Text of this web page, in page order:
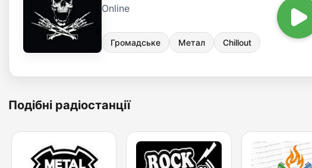
Online
Громадське Метал Chillout
Подібні радіостанції